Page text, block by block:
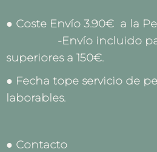
● Coste Envío 3.90€
-Envío incluido
superiores a 150€.
● Fecha tope servicio de
laborables.
● Contacto